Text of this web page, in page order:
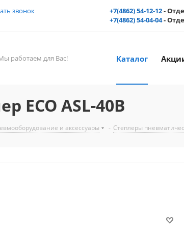
звонок +7(4862) 54-12-12-
+7(4862) 54-04-04-
работаем для Вас! Каталог
ECO ASL-40B
и аксессуары - Степлеры